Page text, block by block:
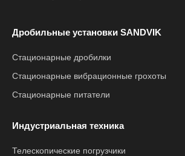
Дробильные установки SANDVIK
Стационарные дробилки
Стационарные вибрационные грохоты
Стационарные питатели
Индустриальная техника
Телескопические погрузчики